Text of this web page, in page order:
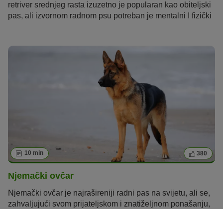
retriver srednjeg rasta izuzetno je popularan kao obiteljski
pas, ali izvornom radnom psu potreban je mentalni I fizički
10 min 380
Njemački ovčar
Njemački ovčar je najrašireniji radni pas na svijetu, ali se,
zahvaljujući svom prijateljskom i znatiželjnom ponašanju,